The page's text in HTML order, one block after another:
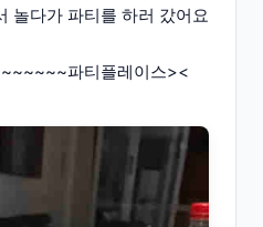
놀다가 파티를 하러 갔어요
파티플레이스><